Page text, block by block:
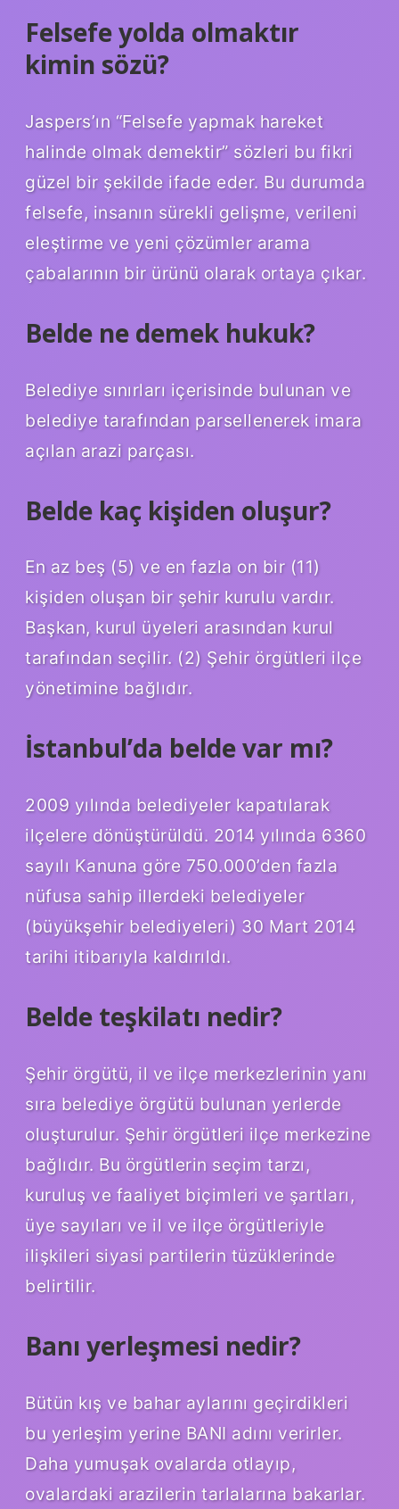
Felsefe yolda olmaktır
kimin sözü?
Jaspers’ın “Felsefe yapmak hareket
halinde olmak demektir” sözleri bu fikri
güzel bir şekilde ifade eder. Bu durumda
felsefe, insanın sürekli gelişme, verileni
eleştirme ve yeni çözümler arama
çabalarının bir ürünü olarak ortaya çıkar.
Belde ne demek hukuk?
Belediye sınırları içerisinde bulunan ve
belediye tarafından parsellenerek imara
açılan arazi parçası.
Belde kaç kişiden oluşur?
En az beş (5) ve en fazla on bir (11)
kişiden oluşan bir şehir kurulu vardır.
Başkan, kurul üyeleri arasından kurul
tarafından seçilir. (2) Şehir örgütleri ilçe
yönetimine bağlıdır.
İstanbul’da belde var mı?
2009 yılında belediyeler kapatılarak
ilçelere dönüştürüldü. 2014 yılında 6360
sayılı Kanuna göre 750.000’den fazla
nüfusa sahip illerdeki belediyeler
(büyükşehir belediyeleri) 30 Mart 2014
tarihi itibarıyla kaldırıldı.
Belde teşkilatı nedir?
Şehir örgütü, il ve ilçe merkezlerinin yanı
sıra belediye örgütü bulunan yerlerde
oluşturulur. Şehir örgütleri ilçe merkezine
bağlıdır. Bu örgütlerin seçim tarzı,
kuruluş ve faaliyet biçimleri ve şartları,
üye sayıları ve il ve ilçe örgütleriyle
ilişkileri siyasi partilerin tüzüklerinde
belirtilir.
Banı yerleşmesi nedir?
Bütün kış ve bahar aylarını geçirdikleri
bu yerleşim yerine BANI adını verirler.
Daha yumuşak ovalarda otlayıp,
ovalardaki arazilerin tarlalarına bakarlar.